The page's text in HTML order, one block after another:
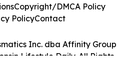
Inc. dba Affinity Group
Lifestyle Daily. All Rights
Copyright/DMCA Policy
PolicyContact